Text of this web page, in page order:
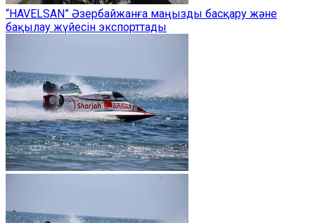
“HAVELSAN” Әзербайжанға маңызды басқару және
бақылау жүйесін экспорттады